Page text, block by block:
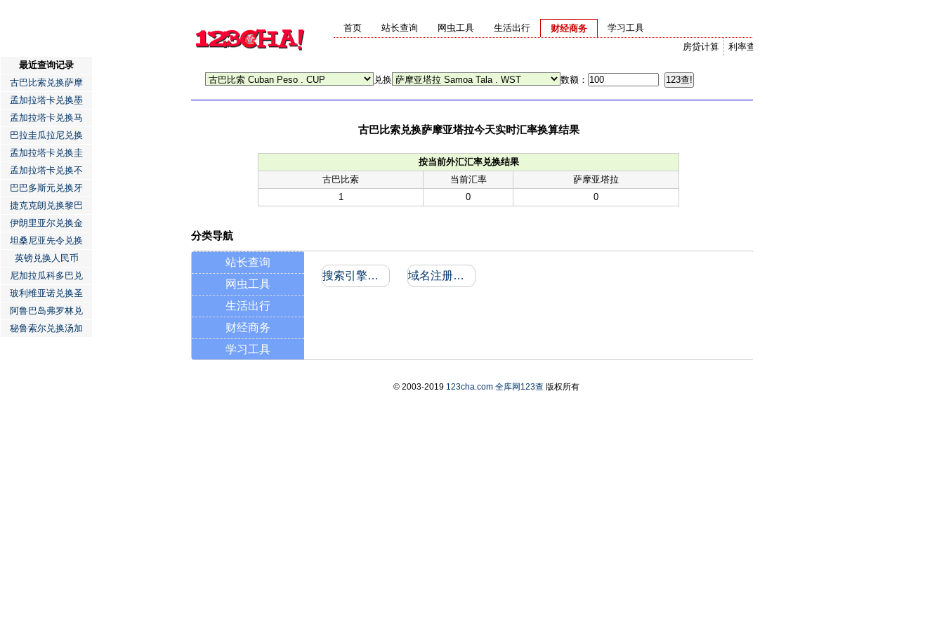
首页 站长查询 网虫工具 生活出行
财经商务
利率查询
房贷计算
学习工具
兑换 数额：
古巴比索兑换萨摩亚塔拉今天实时汇率换算结果
按当前外汇汇率兑换结果
古巴比索
当前汇率
萨摩亚塔拉
1
0 0
最近查询记录
古巴比索兑换萨摩
孟加拉塔卡兑换墨
孟加拉塔卡兑换马
巴拉圭瓜拉尼兑换
孟加拉塔卡兑换圭
孟加拉塔卡兑换不
巴巴多斯元兑换牙
捷克克朗兑换黎巴
伊朗里亚尔兑换金
坦桑尼亚先令兑换
英镑兑换人民币
尼加拉瓜科多巴兑
玻利维亚诺兑换圣
阿鲁巴岛弗罗林兑
秘鲁索尔兑换汤加
分类导航
站长查询
网虫工具
生活出行
财经商务
学习工具
搜索引擎收录和反向链接 域名注册信息
© 2003-2019 123cha.com 全库网123查版权所有